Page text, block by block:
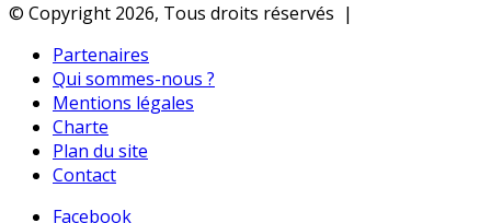
© Copyright 2026, Tous droits réservés |
Partenaires
Qui sommes-nous ?
Mentions légales
Charte
Plan du site
Contact
Facebook